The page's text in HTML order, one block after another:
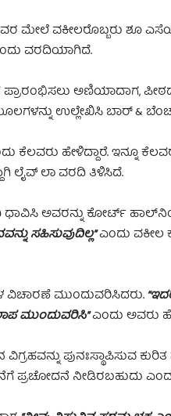
ಮೇಲೆ ವಕೀಲರೊಬ್ಬರು ಶೂ
ವರದಿಯಾಗಿದೆ.
ಅಣಿಯಾದಾಗ,
ಉಲ್ಲೇಖಿಸಿ ಬಾರ್ &
ಹೇಳಿದ್ದಾರೆ. ಇನ್ನೂ
ಲೈವ್ ಲಾ ವರದಿ ತಿಳಿಸಿದೆ.
ಧಾವಿಸಿ ಅವರನ್ನು ಕೋರ್ಟ್‌
ಸಹಿಸುವುದಿಲ್ಲ”ಎಂದು ವಕೀಲ
ವಿಚಾರಣೆ ಮುಂದುವರಿಸಿದರು.
ಮುಂದುವರಿಸಿ”ಎಂದು ಅವರು
ಪುನಃಸ್ಥಾಪಿಸುವ
ನೀಡಿರಬಹುದು